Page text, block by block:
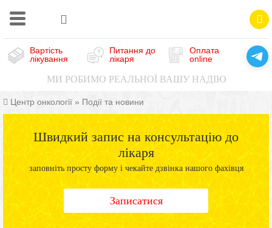
Вартість
лікування
Питання до
лікаря
Оплата
online
МИ РОБИМО РЕАЛЬНОЇ ВАШУ НАДІЮ
Центр онкології » Події та новини
Швидкий запис на консультацію до
лікаря
заповніть просту форму і чекайте дзвінка нашого фахівця
Записатися